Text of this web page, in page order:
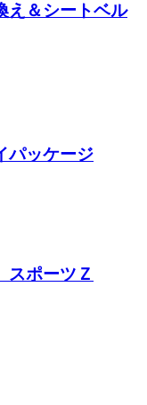
＆シートベル
ッケージ
ポーツＺ